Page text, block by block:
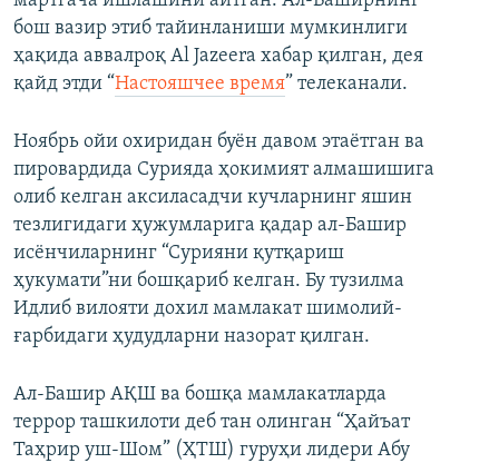
бош вазир этиб тайинланиши мумкинлиги
ҳақида аввалроқ Al Jazeera хабар қилган, дея
қайд этди “Настояшчее время” телеканали.
Ноябрь ойи охиридан буён давом этаётган ва
пировардида Сурияда ҳокимият алмашишига
олиб келган аксиласадчи кучларнинг яшин
тезлигидаги ҳужумларига қадар ал-Башир
исёнчиларнинг “Сурияни қутқариш
ҳукумати”ни бошқариб келган. Бу тузилма
Идлиб вилояти дохил мамлакат шимолий-
ғарбидаги ҳудудларни назорат қилган.
Ал-Башир АҚШ ва бошқа мамлакатларда
террор ташкилоти деб тан олинган “Ҳайъат
Таҳрир уш-Шом” (ҲТШ) гуруҳи лидери Абу